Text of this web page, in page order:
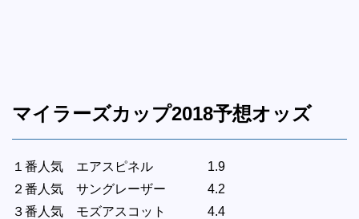
マイラーズカップ2018予想オッズ
１番人気 エアスピネル 1.9
２番人気 サングレーザー 4.2
３番人気 モズアスコット 4.4